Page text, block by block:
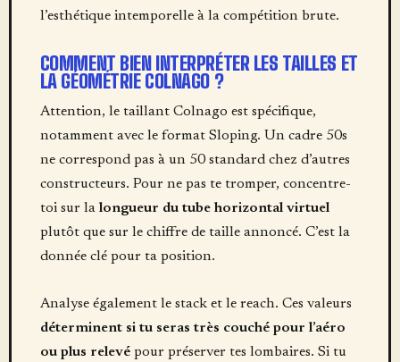
l’esthétique intemporelle à la compétition brute.
COMMENT BIEN INTERPRÉTER LES TAILLES ET
LA GÉOMÉTRIE COLNAGO ?
Attention, le taillant Colnago est spécifique,
notamment avec le format Sloping. Un cadre 50s
ne correspond pas à un 50 standard chez d’autres
constructeurs. Pour ne pas te tromper, concentre-
toi sur la longueur du tube horizontal virtuel
plutôt que sur le chiffre de taille annoncé. C’est la
donnée clé pour ta position.
Analyse également le stack et le reach. Ces valeurs
déterminent si tu seras très couché pour l’aéro
ou plus relevépour préserver tes lombaires. Si tu